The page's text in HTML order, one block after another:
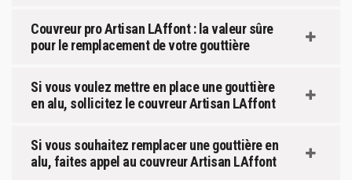
Couvreur pro Artisan LAffont : la valeur sûre
pour le remplacement de votre gouttière
Si vous voulez mettre en place une gouttière
en alu, sollicitez le couvreur Artisan LAffont
Si vous souhaitez remplacer une gouttière en
alu, faites appel au couvreur Artisan LAffont